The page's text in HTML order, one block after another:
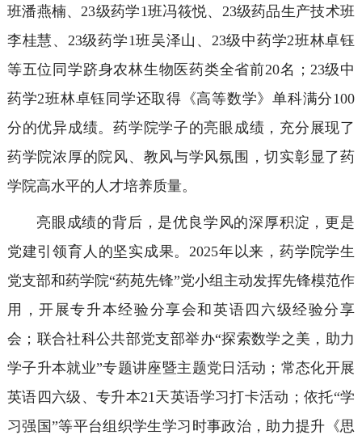
班潘燕楠、23级药学1班冯筱悦、23级药品生产技术班
李桂慧、23级药学1班吴泽山、23级中药学2班林卓钰
等五位同学跻身农林生物医药类全省前20名；23级中
药学2班林卓钰同学还取得《高等数学》单科满分100
分的优异成绩。药学院学子的亮眼成绩，充分展现了
药学院浓厚的院风、教风与学风氛围，切实彰显了药
学院高水平的人才培养质量。
亮眼成绩的背后，是优良学风的深厚积淀，更是
党建引领育人的坚实成果。2025年以来，药学院学生
党支部和药学院“药苑先锋”党小组主动发挥先锋模范作
用，开展专升本经验分享会和英语四六级经验分享
会；联合社科公共部党支部举办“探索数学之美，助力
学子升本就业”专题讲座暨主题党日活动；常态化开展
英语四六级、专升本21天英语学习打卡活动；依托“学
习强国”等平台组织学生学习时事政治，助力提升《思